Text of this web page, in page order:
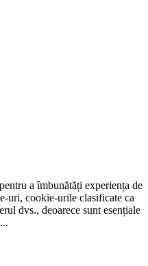
a îmbunătăți experiența de
uri, cookie-urile clasificate ca
dvs., deoarece sunt esențiale
...